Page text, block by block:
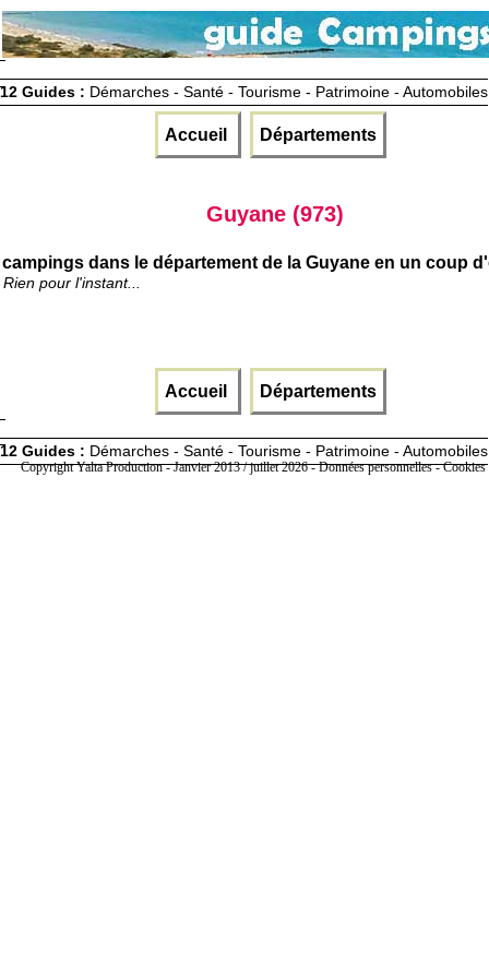
12 Guides : Démarches - Santé - Tourisme - Patrimoine - Automobiles
Accueil Départements
Guyane (973)
campings dans le département de la Guyane en un coup
Rien pour l'instant...
Accueil Départements
12 Guides : Démarches - Santé - Tourisme - Patrimoine - Automobiles
Copyright Yalta Production - Janvier 2013 / juillet 2026 -Données personnelles -